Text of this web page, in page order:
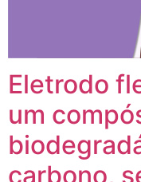
Eletrodo
um
carbono,